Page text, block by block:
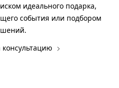
идеального подарка,
события или подбором
консультацию